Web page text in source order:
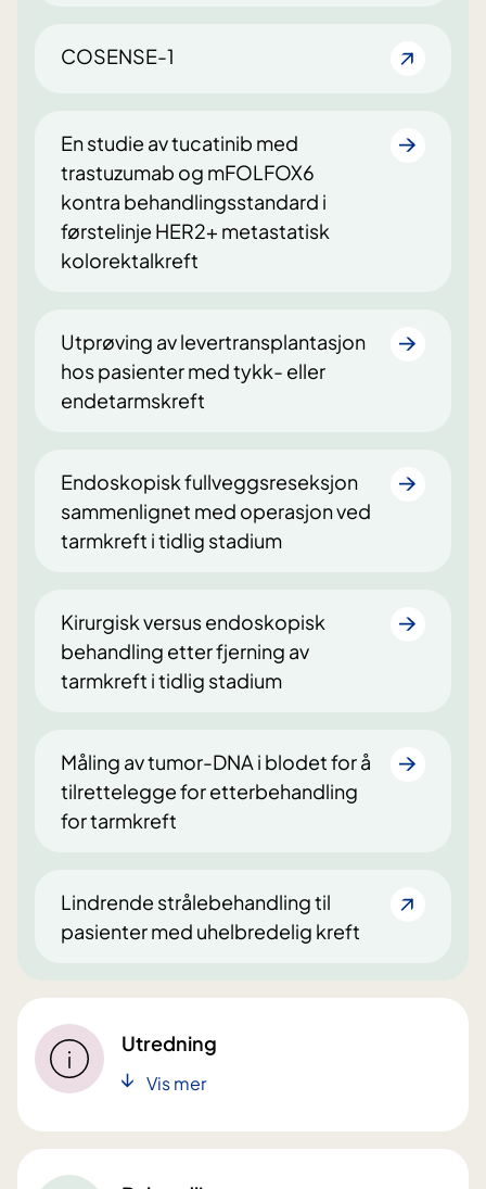
COSENSE-1
En studie av tucatinib med
trastuzumab og mFOLFOX6
kontra behandlingsstandard i
førstelinje HER2+ metastatisk
kolorektalkreft
Utprøving av levertransplantasjon
hos pasienter med tykk- eller
endetarmskreft
Endoskopisk fullveggsreseksjon
sammenlignet med operasjon ved
tarmkreft i tidlig stadium
Kirurgisk versus endoskopisk
behandling etter fjerning av
tarmkreft i tidlig stadium
Måling av tumor-DNA i blodet for å
tilrettelegge for etterbehandling
for tarmkreft
Lindrende strålebehandling til
pasienter med uhelbredelig kreft
Utredning
Vis mer